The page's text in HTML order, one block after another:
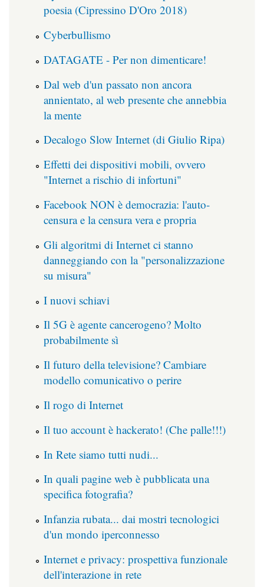
poesia (Cipressino D'Oro 2018)
Cyberbullismo
DATAGATE - Per non dimenticare!
Dal web d'un passato non ancora
annientato, al web presente che annebbia
la mente
Decalogo Slow Internet (di Giulio Ripa)
Effetti dei dispositivi mobili, ovvero
"Internet a rischio di infortuni"
Facebook NON è democrazia: l'auto-
censura e la censura vera e propria
Gli algoritmi di Internet ci stanno
danneggiando con la "personalizzazione
su misura"
I nuovi schiavi
Il 5G è agente cancerogeno? Molto
probabilmente sì
Il futuro della televisione? Cambiare
modello comunicativo o perire
Il rogo di Internet
Il tuo account è hackerato! (Che palle!!!)
In Rete siamo tutti nudi...
In quali pagine web è pubblicata una
specifica fotografia?
Infanzia rubata... dai mostri tecnologici
d'un mondo iperconnesso
Internet e privacy: prospettiva funzionale
dell'interazione in rete